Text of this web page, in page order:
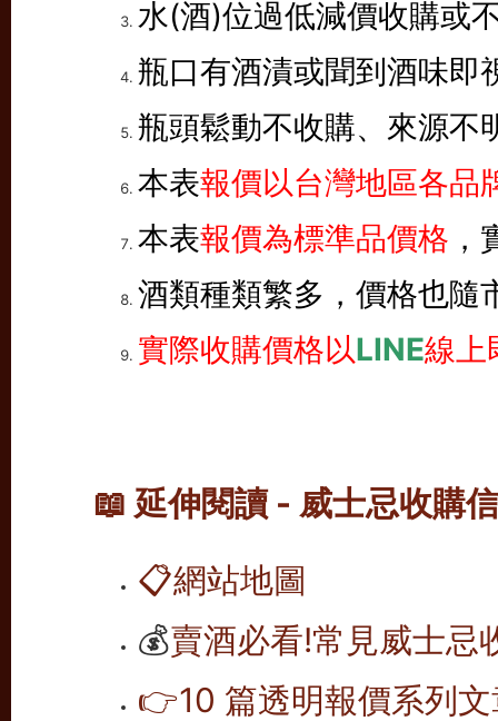
水(酒)位過低減價收購或
瓶口有酒漬或聞到酒味即
瓶頭鬆動不收購、來源不
本表報價以台灣地區各品
本表報價為標準品價格
酒類種類繁多，價格也隨
實際收購價格以LINE線上
📖 延伸閱讀 - 威士忌收購
📋網站地圖
💰賣酒必看!常見威士忌
👉10 篇透明報價系列